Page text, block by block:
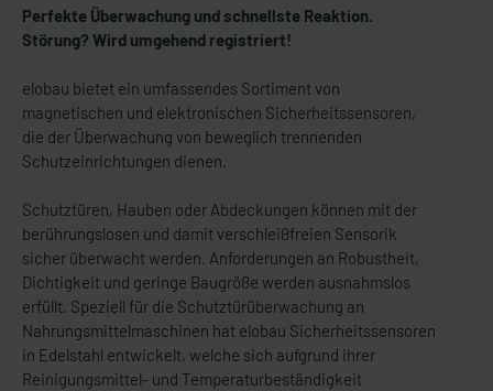
Perfekte Überwachung und schnellste Reaktion.
Störung? Wird umgehend registriert!
elobau bietet ein umfassendes Sortiment von
magnetischen und elektronischen Sicherheitssensoren,
die der Überwachung von beweglich trennenden
Schutzeinrichtungen dienen.
Schutztüren, Hauben oder Abdeckungen können mit der
berührungslosen und damit verschleißfreien Sensorik
sicher überwacht werden. Anforderungen an Robustheit,
Dichtigkeit und geringe Baugröße werden ausnahmslos
erfüllt. Speziell für die Schutztürüberwachung an
Nahrungsmittelmaschinen hat elobau Sicherheitssensoren
in Edelstahl entwickelt, welche sich aufgrund ihrer
Reinigungsmittel- und Temperaturbeständigkeit